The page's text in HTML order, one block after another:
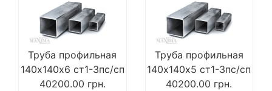
Труба профильная
140х140х6 ст1-3пс/сп
40200.00 грн.
Труба профильная
140х140х5 ст1-3пс/сп
40200.00 грн.